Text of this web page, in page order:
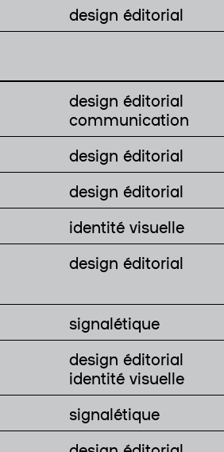
design éditorial
design éditorial
communication
design éditorial
design éditorial
identité visuelle
design éditorial
signalétique
design éditorial
identité visuelle
signalétique